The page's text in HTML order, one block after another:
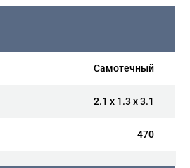
Самотечный
2.1 x 1.3 x 3.1
470